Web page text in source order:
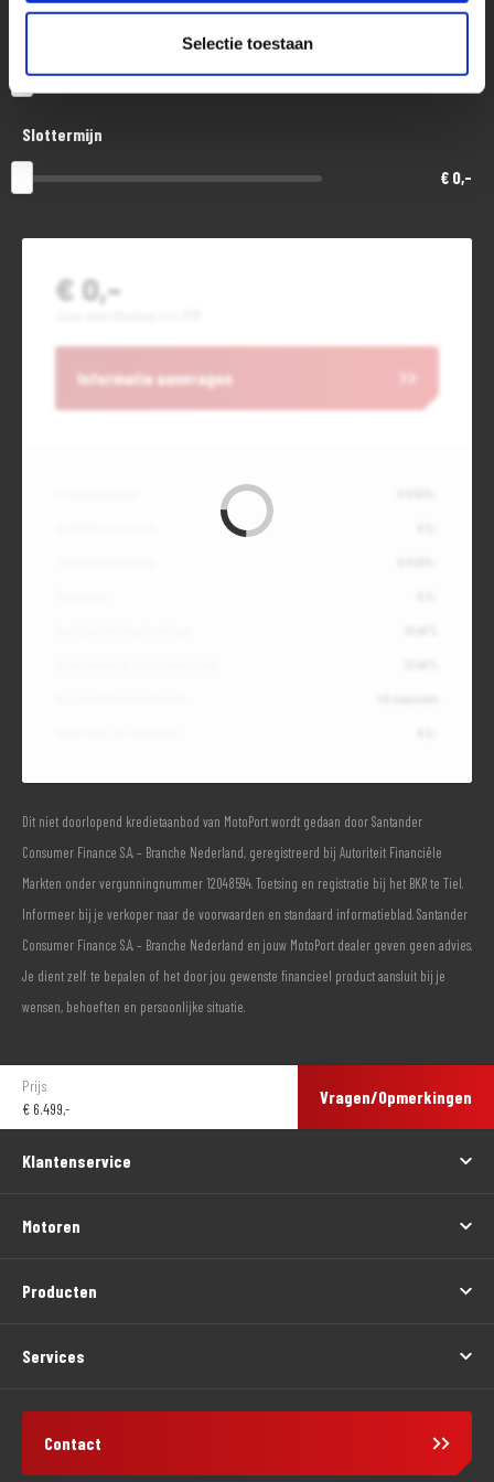
Selectie toestaan
€ 0,-
Slottermijn
€ 0,-
€ 0,-
Informatie aanvragen
Dit niet doorlopend kredietaanbod van MotoPort wordt gedaan door Santander
Consumer Finance S.A. – Branche Nederland, geregistreerd bij Autoriteit Financiële
Markten onder vergunningnummer 12048594. Toetsing en registratie bij het BKR te Tiel.
Informeer bij je verkoper naar de voorwaarden en standaard informatieblad. Santander
Consumer Finance S.A. – Branche Nederland en jouw MotoPort dealer geven geen advies.
Je dient zelf te bepalen of het door jou gewenste financieel product aansluit bij je
wensen, behoeften en persoonlijke situatie.
Prijs
€ 6.499,-
Vragen/Opmerkingen
Klantenservice
Motoren
Producten
Services
Contact